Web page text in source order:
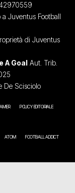
Juventus Football
di Juventus
A Goal Aut. Trib.
De Scisciolo
POLICY EDITORIALE
ATOM FOOTBALL ADDICT